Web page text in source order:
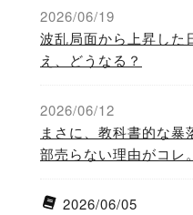
2026/06/19
波乱局面から上昇した
え、どうなる？
2026/06/12
まさに、教科書的な暴
部売らない理由がコレ。
2026/06/05